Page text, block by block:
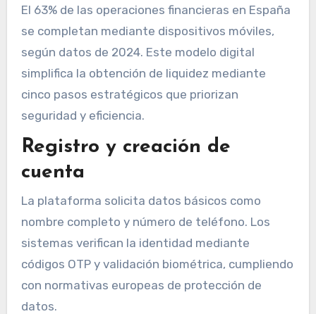
El 63% de las operaciones financieras en España
se completan mediante dispositivos móviles,
según datos de 2024. Este modelo digital
simplifica la obtención de liquidez mediante
cinco pasos estratégicos que priorizan
seguridad y eficiencia.
Registro y creación de
cuenta
La plataforma solicita datos básicos como
nombre completo y número de teléfono. Los
sistemas verifican la identidad mediante
códigos OTP y validación biométrica, cumpliendo
con normativas europeas de protección de
datos.